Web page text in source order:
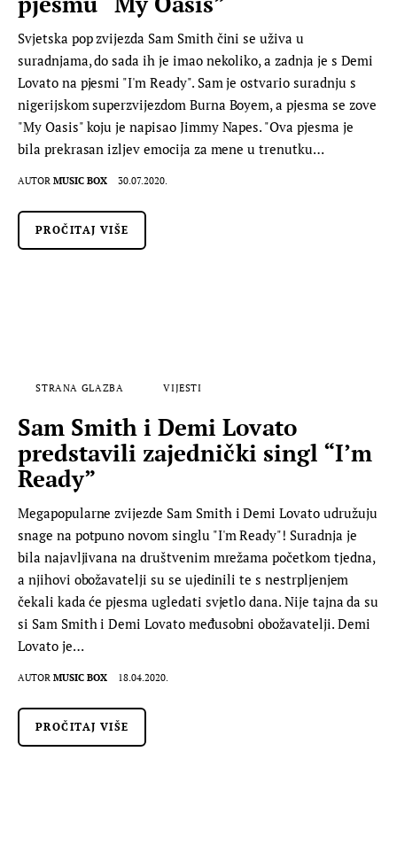
Svjetska pop zvijezda Sam Smith čini se uživa u
suradnjama, do sada ih je imao nekoliko, a zadnja je s Demi
Lovato na pjesmi "I'm Ready". Sam je ostvario suradnju s
nigerijskom superzvijezdom Burna Boyem, a pjesma se zove
"My Oasis" koju je napisao Jimmy Napes. "Ova pjesma je
bila prekrasan izljev emocija za mene u trenutku…
AUTOR MUSIC BOX 30.07.2020.
PROČITAJ VIŠE
STRANA GLAZBA VIJESTI
Sam Smith i Demi Lovato
predstavili zajednički singl “I’m
Ready”
Megapopularne zvijezde Sam Smith i Demi Lovato udružuju
snage na potpuno novom singlu "I'm Ready"! Suradnja je
bila najavljivana na društvenim mrežama početkom tjedna,
a njihovi obožavatelji su se ujedinili te s nestrpljenjem
čekali kada će pjesma ugledati svjetlo dana. Nije tajna da su
si Sam Smith i Demi Lovato međusobni obožavatelji. Demi
Lovato je…
AUTOR MUSIC BOX 18.04.2020.
PROČITAJ VIŠE